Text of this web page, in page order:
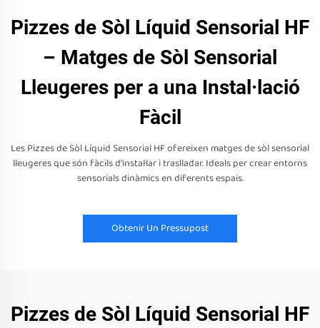
Pizzes de Sòl Líquid Sensorial HF
– Matges de Sòl Sensorial
Lleugeres per a una Instal·lació
Fàcil
Les Pizzes de Sòl Líquid Sensorial HF ofereixen matges de sòl sensorial
lleugeres que són fàcils d'instal·lar i traslladar. Ideals per crear entorns
sensorials dinàmics en diferents espais.
Obtenir Un Pressupost
Pizzes de Sòl Líquid Sensorial HF